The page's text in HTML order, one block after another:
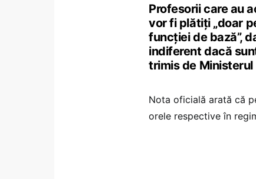
Profesorii care au
vor fi plătiți „doar
funcției de bază”,
indiferent dacă
trimis de
Nota oficială arată că
orele respective în